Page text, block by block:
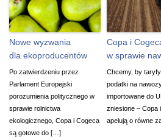
Nowe wyzwania
dla ekoproducentów
Po zatwierdzeniu przez
Parlament Europejski
porozumienia politycznego w
sprawie rolnictwa
ekologicznego, Copa i Cogeca
są gotowe do […]
Copa i
w sprawie
Chcemy, by
podatki na
importowane do
zniesione – Copa
apelują o równe